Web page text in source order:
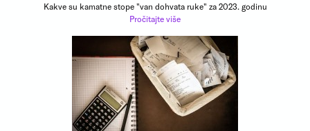
Kakve su kamatne stope "van dohvata ruke" za 2023. godinu
Pročitajte više